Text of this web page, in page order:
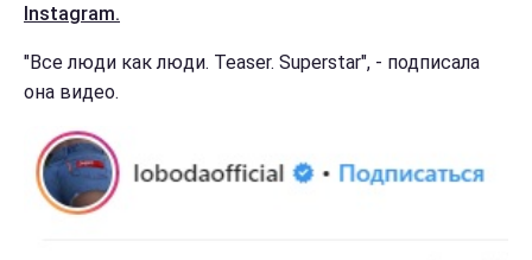
Instagram.
"Все люди как люди. Teaser. Superstar", - подписала
она видео.